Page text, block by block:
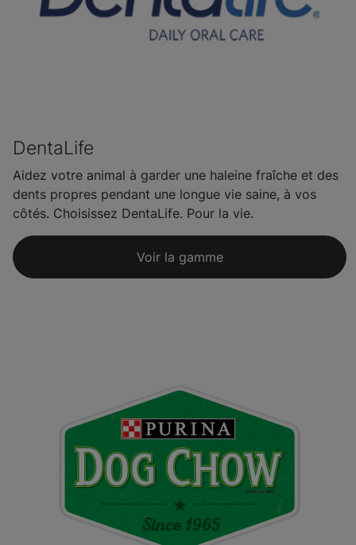
DentaLife
Aidez votre animal à garder une haleine fraîche et des
dents propres pendant une longue vie saine, à vos
côtés. Choisissez DentaLife. Pour la vie.
Voir la gamme